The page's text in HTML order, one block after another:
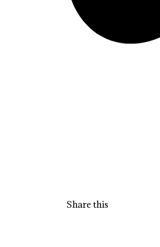
Share this